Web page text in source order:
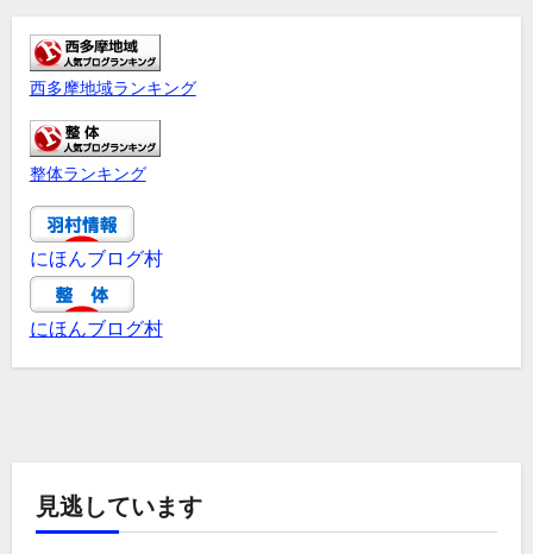
西多摩地域ランキング
整体ランキング
にほんブログ村
にほんブログ村
見逃しています